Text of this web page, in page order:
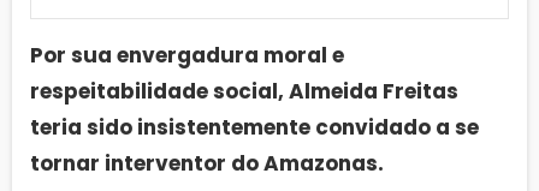
Por sua envergadura moral e
respeitabilidade social, Almeida Freitas
teria sido insistentemente convidado a se
tornar interventor do Amazonas.